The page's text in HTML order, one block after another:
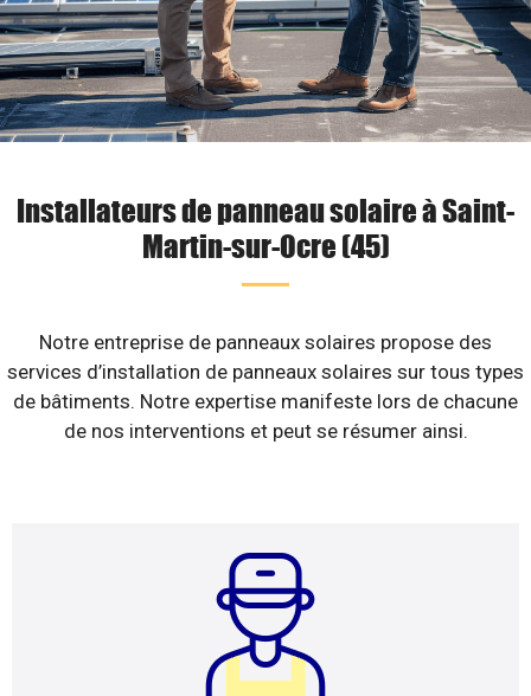
Installateurs de panneau solaire à Saint-
Martin-sur-Ocre (45)
Notre entreprise de panneaux solaires propose des
services d’installation de panneaux solaires sur tous types
de bâtiments. Notre expertise manifeste lors de chacune
de nos interventions et peut se résumer ainsi.